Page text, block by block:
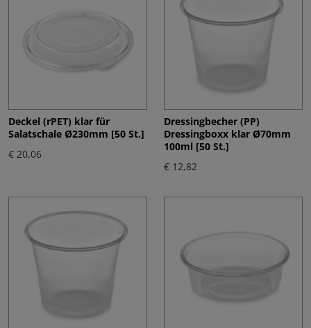
Deckel (rPET) klar für
Salatschale Ø230mm [50 St.]
€ 20,06
Dressingbecher (PP)
Dressingboxx klar Ø70mm
100ml [50 St.]
€ 12,82